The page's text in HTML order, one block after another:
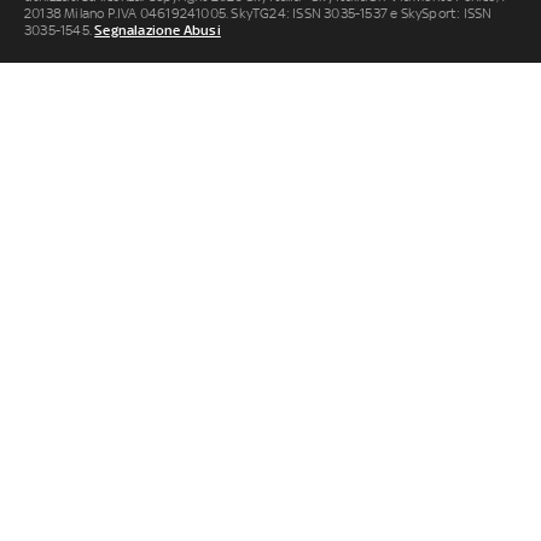
20138 Milano P.IVA 04619241005. SkyTG24: ISSN 3035-1537 e SkySport: ISSN
3035-1545.Segnalazione Abusi